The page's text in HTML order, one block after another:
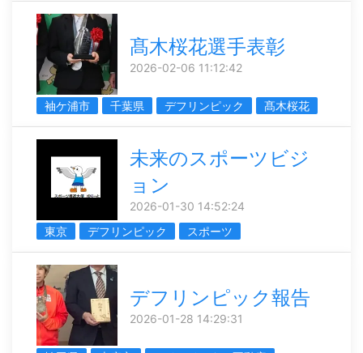
髙木桜花選手表彰
2026-02-06 11:12:42
袖ケ浦市 千葉県 デフリンピック 髙木桜花
未来のスポーツビジ
ョン
2026-01-30 14:52:24
東京
デフリンピック スポーツ
デフリンピック報告
2026-01-28 14:29:31